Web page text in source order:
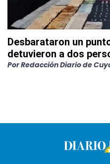
Desbarataron un
detuvieron a dos
PorRedacción Diario de